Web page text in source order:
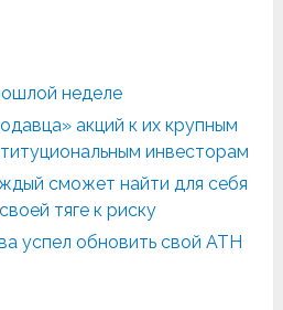
неделе
акций к их крупным
инвесторам
сможет найти для себя
тяге к риску
успел обновить свой ATH